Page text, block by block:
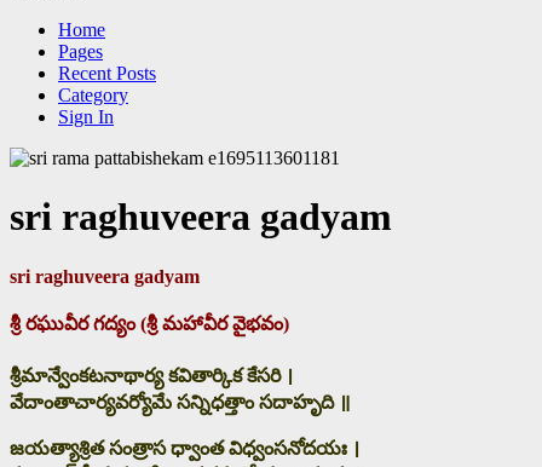
Home
Pages
Recent Posts
Category
Sign In
sri raghuveera gadyam
sri raghuveera gadyam
శ్రీ రఘువీర గద్యం (శ్రీ మహావీర వైభవం)
శ్రీమాన్వేంకటనాథార్య కవితార్కిక కేసరి ।
వేదాంతాచార్యవర్యోమే సన్నిధత్తాం సదాహృది ॥
జయత్యాశ్రిత సంత్రాస ధ్వాంత విధ్వంసనోదయః ।